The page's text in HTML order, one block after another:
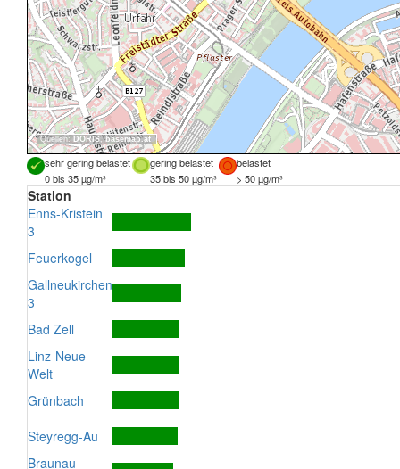
Quellen: DORIS,basemap.at
sehr gering belastet gering belastet
belastet
0 bis 35 µg/m³
35 bis 50 µg/m³ > 50 µg/m³
Station
Enns-Kristein
3
Feuerkogel
Gallneukirchen
3
Bad Zell
Linz-Neue
Welt
Grünbach
Steyregg-Au
Braunau